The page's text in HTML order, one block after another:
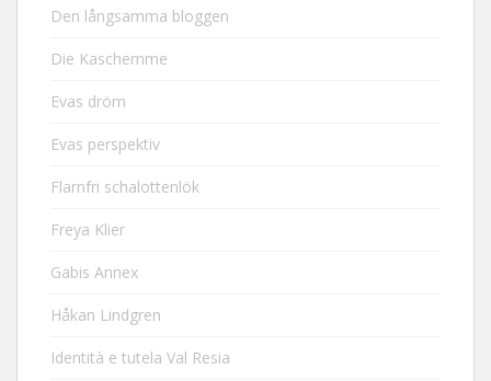
Den långsamma bloggen
Die Kaschemme
Evas dröm
Evas perspektiv
Flarnfri schalottenlök
Freya Klier
Gabis Annex
Håkan Lindgren
Identità e tutela Val Resia